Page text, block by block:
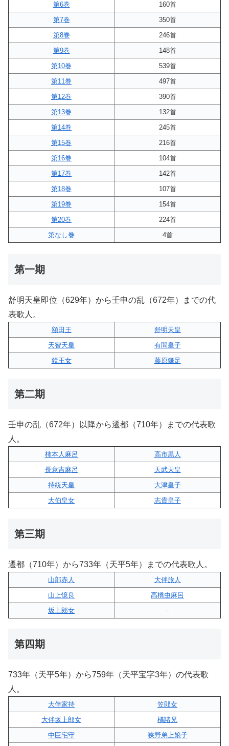
第6巻
160首
第7巻
350首
第8巻
246首
第9巻
148首
第10巻
539首
第11巻
497首
第12巻
390首
第13巻
132首
第14巻
245首
第15巻
216首
第16巻
104首
第17巻
142首
第18巻
107首
第19巻
154首
第20巻
224首
第なし巻
4首
第一期
舒明天皇即位（629年）から壬申の乱（672年）までの代
表歌人。
額田王
舒明天皇
天智天皇
有間皇子
鏡王女
藤原鎌足
第二期
壬申の乱（672年）以降から遷都（710年）までの代表歌
人。
柿本人麻呂
高市黒人
長意吉麻呂
天武天皇
持統天皇
大津皇子
大伯皇女
志貴皇子
第三期
遷都（710年）から733年（天平5年）までの代表歌人。
山部赤人
大伴旅人
山上憶良
高橋虫麻呂
坂上郎女
–
第四期
733年（天平5年）から759年（天平宝字3年）の代表歌
人。
大伴家持
笠郎女
大伴坂上郎女
橘諸兄
中臣宅守
狭野弟上娘子